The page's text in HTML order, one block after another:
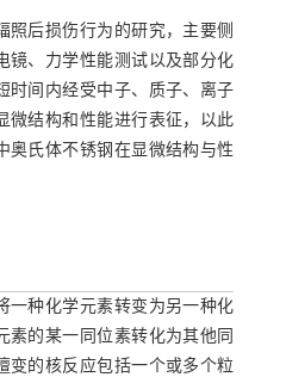
照后损伤行为的研究，主要侧
镜、力学性能测试以及部分化
时间内经受中子、质子、离子
微结构和性能进行表征，以此
奥氏体不锈钢在显微结构与性
一种化学元素转变为另一种化
素的某一同位素转化为其他同
变的核反应包括一个或多个粒